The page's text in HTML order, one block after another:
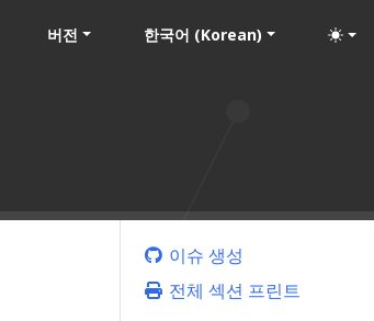
버전 한국어 (Korean)
이슈 생성
전체 섹션 프린트